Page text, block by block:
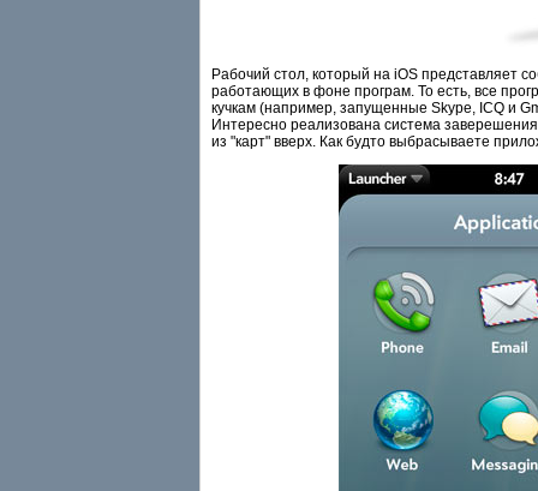
Рабочий стол, который на iOS представляет
работающих в фоне програм. То есть, все
кучкам (например, запущенные Skype, ICQ и
Интересно реализована система
из "карт" вверх. Как будто выбрасываете